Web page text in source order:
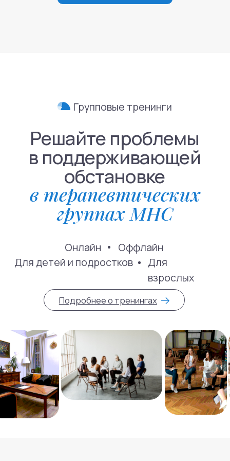
Психиатрия
Направления
Навигация
Психотерапия
О нас
Услуги
Стажировка
Специалисты
Контакты